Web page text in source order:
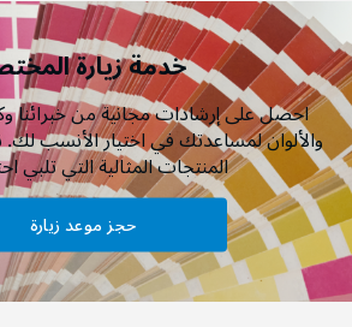
خدمة زيارة
احصل على إرشادات مجانية من خبرائنا
والألوان لمساعدتك في اختيار الأنسب
المنتجات المثالية التي تلبي
حجز موعد زيارة